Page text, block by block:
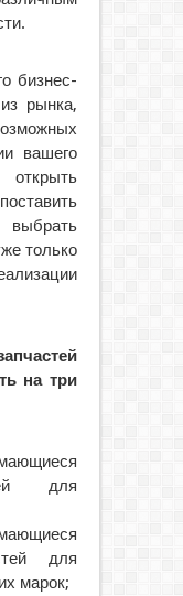
бизнес-
рынка,
вашего
только
на три
для
для
марок;